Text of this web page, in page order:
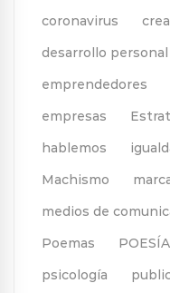
coronavirus
desarrollo personal
emprendedores
empresas
hablemos
Machismo
medios de
Poemas
POESÍA
psicología